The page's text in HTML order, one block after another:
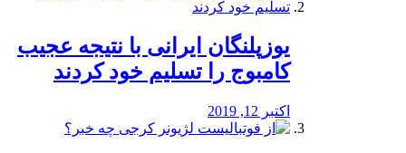
یوزپلنگان ایرانی با نتیجه عجیب
کامبوج را تسلیم خود کردند
اکتبر 12, 2019